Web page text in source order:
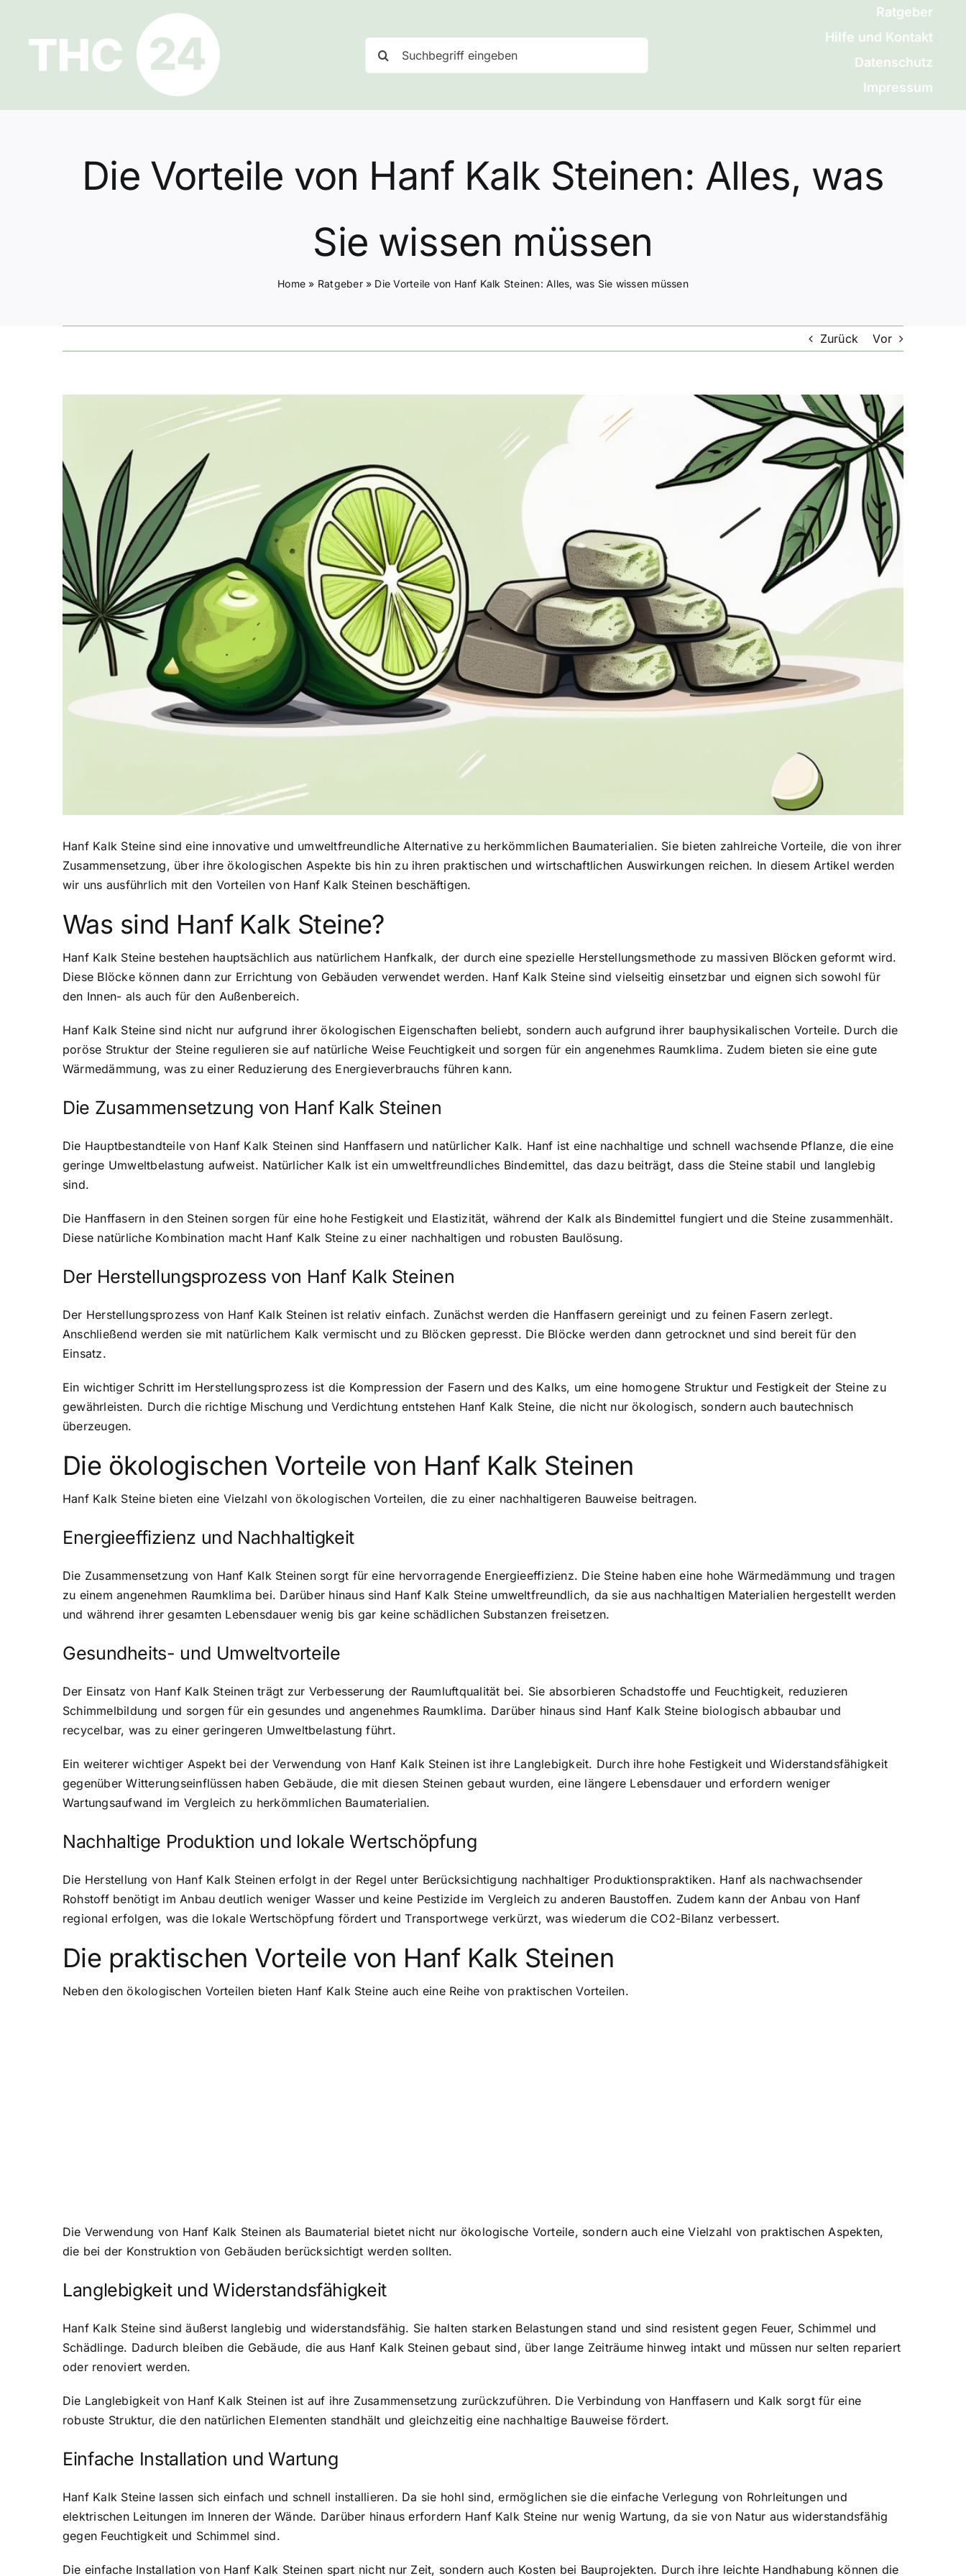
springen
nach:
Ratgeber
Hilfe und Kontakt
Datenschutz
Impressum
Die Vorteile von Hanf Kalk Steinen: Alles, was
Sie wissen müssen
Home » Ratgeber» Die Vorteile von Hanf Kalk Steinen: Alles, was Sie wissen müssen
Zurück Vor
Hanf Kalk Steine sind eine innovative und umweltfreundliche Alternative zu herkömmlichen Baumaterialien. Sie bieten zahlreiche Vorteile, die von ihrer
Zusammensetzung, über ihre ökologischen Aspekte bis hin zu ihren praktischen und wirtschaftlichen Auswirkungen reichen. In diesem Artikel werden
wir uns ausführlich mit den Vorteilen von Hanf Kalk Steinen beschäftigen.
Was sind Hanf Kalk Steine?
Hanf Kalk Steine bestehen hauptsächlich aus natürlichem Hanfkalk, der durch eine spezielle Herstellungsmethode zu massiven Blöcken geformt wird.
Diese Blöcke können dann zur Errichtung von Gebäuden verwendet werden. Hanf Kalk Steine sind vielseitig einsetzbar und eignen sich sowohl für
den Innen- als auch für den Außenbereich.
Hanf Kalk Steine sind nicht nur aufgrund ihrer ökologischen Eigenschaften beliebt, sondern auch aufgrund ihrer bauphysikalischen Vorteile. Durch die
poröse Struktur der Steine regulieren sie auf natürliche Weise Feuchtigkeit und sorgen für ein angenehmes Raumklima. Zudem bieten sie eine gute
Wärmedämmung, was zu einer Reduzierung des Energieverbrauchs führen kann.
Die Zusammensetzung von Hanf Kalk Steinen
Die Hauptbestandteile von Hanf Kalk Steinen sind Hanffasern und natürlicher Kalk. Hanf ist eine nachhaltige und schnell wachsende Pflanze, die eine
geringe Umweltbelastung aufweist. Natürlicher Kalk ist ein umweltfreundliches Bindemittel, das dazu beiträgt, dass die Steine stabil und langlebig
sind.
Die Hanffasern in den Steinen sorgen für eine hohe Festigkeit und Elastizität, während der Kalk als Bindemittel fungiert und die Steine zusammenhält.
Diese natürliche Kombination macht Hanf Kalk Steine zu einer nachhaltigen und robusten Baulösung.
Der Herstellungsprozess von Hanf Kalk Steinen
Der Herstellungsprozess von Hanf Kalk Steinen ist relativ einfach. Zunächst werden die Hanffasern gereinigt und zu feinen Fasern zerlegt.
Anschließend werden sie mit natürlichem Kalk vermischt und zu Blöcken gepresst. Die Blöcke werden dann getrocknet und sind bereit für den
Einsatz.
Ein wichtiger Schritt im Herstellungsprozess ist die Kompression der Fasern und des Kalks, um eine homogene Struktur und Festigkeit der Steine zu
gewährleisten. Durch die richtige Mischung und Verdichtung entstehen Hanf Kalk Steine, die nicht nur ökologisch, sondern auch bautechnisch
überzeugen.
Die ökologischen Vorteile von Hanf Kalk Steinen
Hanf Kalk Steine bieten eine Vielzahl von ökologischen Vorteilen, die zu einer nachhaltigeren Bauweise beitragen.
Energieeffizienz und Nachhaltigkeit
Die Zusammensetzung von Hanf Kalk Steinen sorgt für eine hervorragende Energieeffizienz. Die Steine haben eine hohe Wärmedämmung und tragen
zu einem angenehmen Raumklima bei. Darüber hinaus sind Hanf Kalk Steine umweltfreundlich, da sie aus nachhaltigen Materialien hergestellt werden
und während ihrer gesamten Lebensdauer wenig bis gar keine schädlichen Substanzen freisetzen.
Gesundheits- und Umweltvorteile
Der Einsatz von Hanf Kalk Steinen trägt zur Verbesserung der Raumluftqualität bei. Sie absorbieren Schadstoffe und Feuchtigkeit, reduzieren
Schimmelbildung und sorgen für ein gesundes und angenehmes Raumklima. Darüber hinaus sind Hanf Kalk Steine biologisch abbaubar und
recycelbar, was zu einer geringeren Umweltbelastung führt.
Ein weiterer wichtiger Aspekt bei der Verwendung von Hanf Kalk Steinen ist ihre Langlebigkeit. Durch ihre hohe Festigkeit und Widerstandsfähigkeit
gegenüber Witterungseinflüssen haben Gebäude, die mit diesen Steinen gebaut wurden, eine längere Lebensdauer und erfordern weniger
Wartungsaufwand im Vergleich zu herkömmlichen Baumaterialien.
Nachhaltige Produktion und lokale Wertschöpfung
Die Herstellung von Hanf Kalk Steinen erfolgt in der Regel unter Berücksichtigung nachhaltiger Produktionspraktiken. Hanf als nachwachsender
Rohstoff benötigt im Anbau deutlich weniger Wasser und keine Pestizide im Vergleich zu anderen Baustoffen. Zudem kann der Anbau von Hanf
regional erfolgen, was die lokale Wertschöpfung fördert und Transportwege verkürzt, was wiederum die CO2-Bilanz verbessert.
Die praktischen Vorteile von Hanf Kalk Steinen
Neben den ökologischen Vorteilen bieten Hanf Kalk Steine auch eine Reihe von praktischen Vorteilen.
Die Verwendung von Hanf Kalk Steinen als Baumaterial bietet nicht nur ökologische Vorteile, sondern auch eine Vielzahl von praktischen Aspekten,
die bei der Konstruktion von Gebäuden berücksichtigt werden sollten.
Langlebigkeit und Widerstandsfähigkeit
Hanf Kalk Steine sind äußerst langlebig und widerstandsfähig. Sie halten starken Belastungen stand und sind resistent gegen Feuer, Schimmel und
Schädlinge. Dadurch bleiben die Gebäude, die aus Hanf Kalk Steinen gebaut sind, über lange Zeiträume hinweg intakt und müssen nur selten repariert
oder renoviert werden.
Die Langlebigkeit von Hanf Kalk Steinen ist auf ihre Zusammensetzung zurückzuführen. Die Verbindung von Hanffasern und Kalk sorgt für eine
robuste Struktur, die den natürlichen Elementen standhält und gleichzeitig eine nachhaltige Bauweise fördert.
Einfache Installation und Wartung
Hanf Kalk Steine lassen sich einfach und schnell installieren. Da sie hohl sind, ermöglichen sie dieeinfache Verlegung von Rohrleitungen und
elektrischen Leitungen im Inneren der Wände. Darüber hinaus erfordern Hanf Kalk Steine nur wenig Wartung, da sie von Natur aus widerstandsfähig
gegen Feuchtigkeit und Schimmel sind.
Die einfache Installation von Hanf Kalk Steinen spart nicht nur Zeit, sondern auch Kosten bei Bauprojekten. Durch ihre leichte Handhabung können die